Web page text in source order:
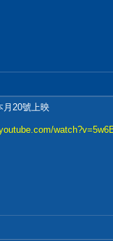
月20號上映